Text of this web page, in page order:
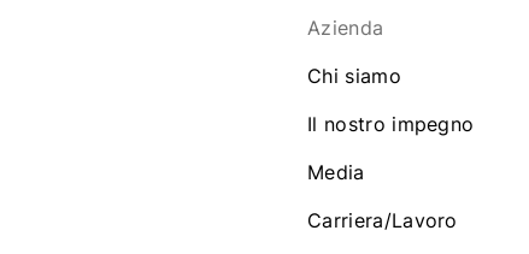
Azienda
Chi siamo
Il nostro impegno
Media
Carriera/Lavoro